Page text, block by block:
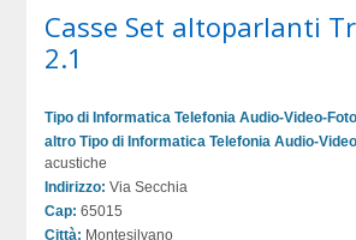
Casse Set altoparlanti
2.1
Tipo di Informatica Telefonia Audio-Video-
altro Tipo di Informatica Telefonia Audio-
acustiche
Indirizzo: Via Secchia
Cap: 65015
Città: Montesilvano